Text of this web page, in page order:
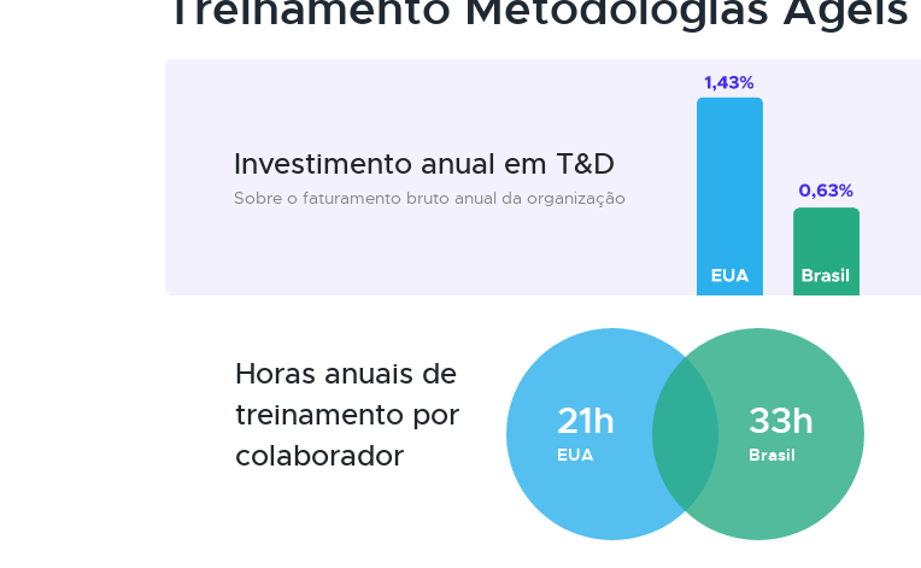
Investimento anual em T&D
Sobre o faturamento bruto anual da organização
Horas anuais de
treinamento por
colaborador
21h
EUA
33h
Brasil